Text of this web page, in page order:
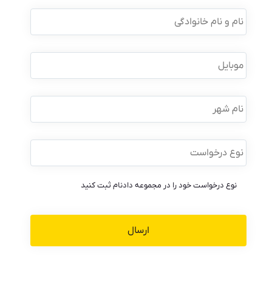
نام
و
نام
موبایل *
نام
شهر
نوع
درخواست *
نوع درخواست خود را در مجموعه دادنام ثبت کنید